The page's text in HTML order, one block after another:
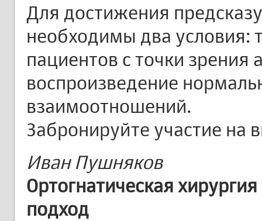
Для достижения
необходимы два условия:
пациентов с точки зрения
воспроизведение
взаимоотношений.
Забронируйте участие на
Иван Пушняков
Ортогнатическая
подход